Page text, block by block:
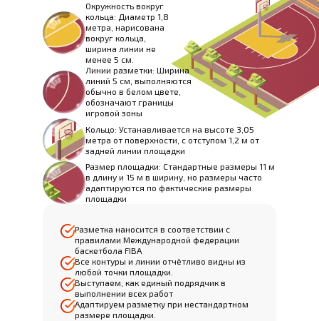
Окружность вокруг
кольца: Диаметр 1,8
метра, нарисована
вокруг кольца,
ширина линии не
менее 5 см.
Линии разметки: Ширина
линий 5 см, выполняются
обычно в белом цвете,
обозначают границы
игровой зоны
Кольцо: Устанавливается на высоте 3,05
метра от поверхности, с отступом 1,2 м от
задней линии площадки
Размер площадки: Стандартные размеры 11 м
в длину и 15 м в ширину, но размеры часто
адаптируются по фактические размеры
площадки
Разметка наносится в соответствии с
правилами Международной федерации
баскетбола FIBA
Все контуры и линии отчётливо видны из
любой точки площадки.
Выступаем, как единый подрядчик в
выполнении всех работ
Адаптируем разметку при нестандартном
размере площадки.